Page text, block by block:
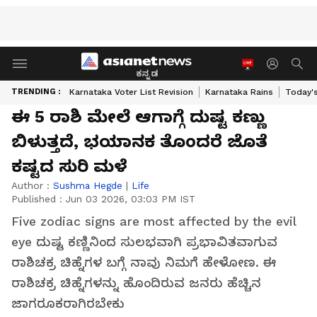
ಕನ್ನಡ
TRENDING : Karnataka Voter List Revision Karnataka Rains
ಈ 5 ರಾಶಿ ಮೇಲೆ ಆಗಾಗ್ಗೆ ದುಷ್ಟ ಕಣ್ಣು
ಬಿಳುತ್ತದೆ, ಭಯಾನಕ ತೊಂದರೆ ಜೊತೆ
ಕಷ್ಟದ ಸುರಿ ಮಳೆ
Author : Sushma Hegde | Life
Published : Jun 03 2026, 03:03 PM IST
Five zodiac signs are most affected by the evil
eye ದುಷ್ಟ ಕಣ್ಣಿನಿಂದ ಸುಲಭವಾಗಿ ಪ್ರಭಾವಿತವಾಗುವ
ರಾಶಿಚಕ್ರ ಚಿಹ್ನೆಗಳ ಬಗ್ಗೆ ನಾವು ನಿಮಗೆ ಹೇಳೋಣ. ಈ
ರಾಶಿಚಕ್ರ ಚಿಹ್ನೆಗಳನ್ನು ಹೊಂದಿರುವ ಜನರು ಹೆಚ್ಚಿನ
ಜಾಗರೂಕರಾಗಿರಬೇಕು